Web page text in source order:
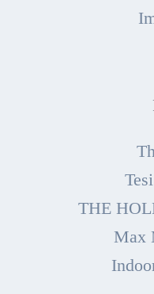
THE
Max